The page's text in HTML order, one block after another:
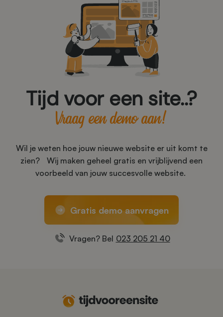
Tijd voor een site..?
Vraag een demo aan!
Wil je weten hoe jouw nieuwe website er uit komt te
zien? Wij maken geheel gratis en vrijblijvend een
voorbeeld van jouw succesvolle website.
Gratis demo aanvragen
Vragen? Bel 023 205 21 40